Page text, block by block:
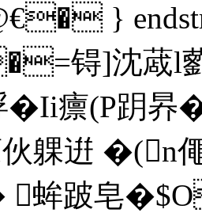
}
锝]沈蒧l藰
�Ii癝(P跀
躶逬 
蛑跛皂